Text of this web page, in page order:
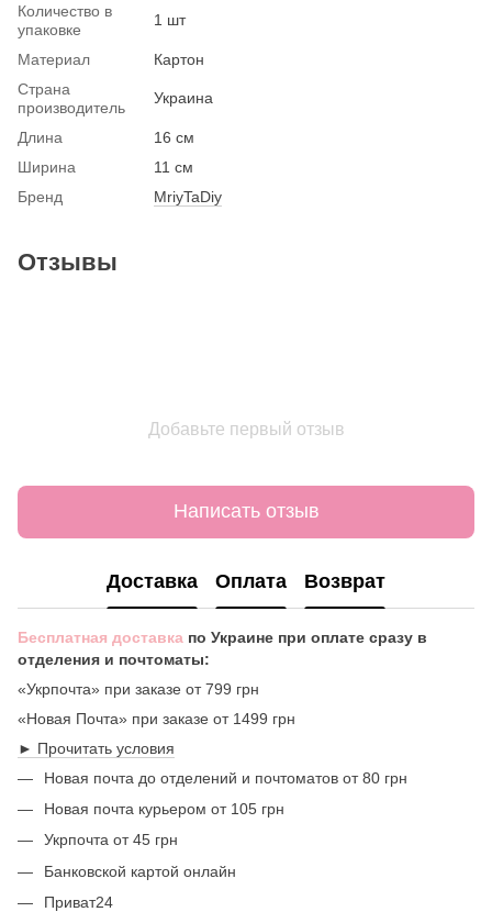
Количество в
упаковке
1 шт
Материал
Картон
Страна
производитель
Украина
Длина
16 см
Ширина
11 см
Бренд
MriyTaDiy
Отзывы
Добавьте первый отзыв
Написать отзыв
Доставка Оплата Возврат
Бесплатная доставка по Украине при оплате сразу в
отделения и почтоматы:
«Укрпочта» при заказе от 799 грн
«Новая Почта» при заказе от 1499 грн
► Прочитать условия
Новая почта до отделений и почтоматов от 80 грн
Новая почта курьером от 105 грн
Укрпочта от 45 грн
Банковской картой онлайн
Приват24